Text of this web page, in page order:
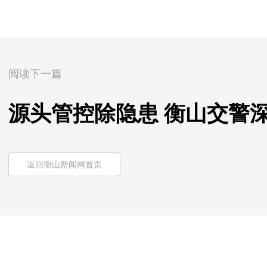
阅读下一篇
源头管控除隐患 衡山交警
返回衡山新闻网首页